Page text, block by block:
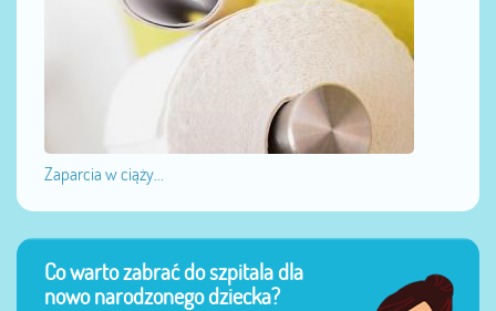
Zaparcia w ciąży...
Co warto zabrać do szpitala dla
nowo narodzonego dziecka?